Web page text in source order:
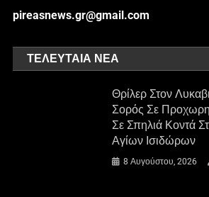
pireasnews.gr@gmail.com
ΤΕΛΕΥΤΑΊΑ ΝΈΑ
Θρίλερ Στον
Σορός Σε
Σε Σπηλιά Κοντά
Αγίων Ισιδώρων
8 Αυγούστου, 2026